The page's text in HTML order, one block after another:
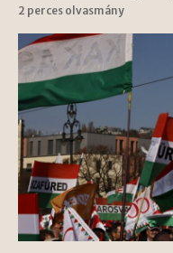
2 perces olvasmány